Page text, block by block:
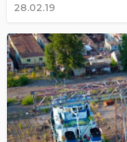
28.02.19